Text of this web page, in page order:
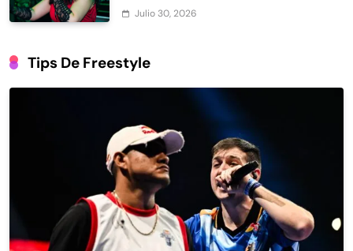
Julio 30, 2026
Tips De Freestyle